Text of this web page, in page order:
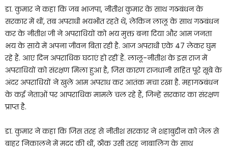
डा. कुमार ने कहा कि जब भाजपा, नीतीश कुमार के साथ गठबंधन के
सरकार में थीं, तब अपराधी भयभीत रहते थें, लेकिन लालू के साथ गठबंधन
कर के नीतीश जी ने अपराधियों को भय मुक्त बना दिया और आम जनता
भय के साये में अपना जीवन बिता रही है. आज अपराधी एके 47 लेकर घुम
रहे हैं. आए दिन अपराधिक घटाएं हो रहीं हैं. लालू-नीतीश के इस राज में
अपराधियों को संरक्षण मिला हुआ है, जिस कारण राजधानी सहित पूरे सूबे के
अंदर अपराधियों ने खुले आम अपराध कर आतंक मचा रखा है. महागठबंधन
के कई नेताओं पर आपराधिक मामले चल रहे हैं, जिन्हें सरकार का संरक्षण
प्राप्त है.
डा. कुमार ने कहा कि जिस तरह से नीतीश सरकार ने शहाबुद्दीन को जेल से
बाहर निकालने में मदद की थीं, ठीक उसी तरह नाबालिग के साथ